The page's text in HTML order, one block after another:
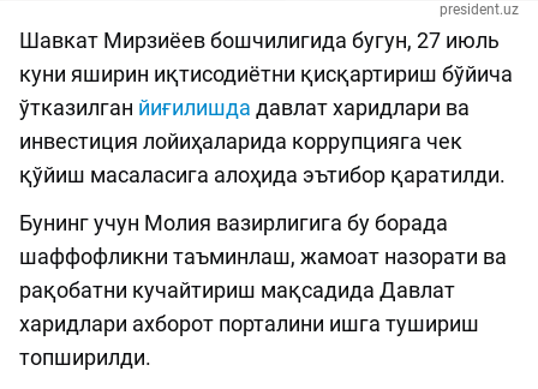
president.uz
Шавкат Мирзиёев бошчилигида бугун, 27 июль
куни яширин иқтисодиётни қисқартириш бўйича
ўтказилган йиғилишда давлат харидлари ва
инвестиция лойиҳаларида коррупцияга чек
қўйиш масаласига алоҳида эътибор қаратилди.
Бунинг учун Молия вазирлигига бу борада
шаффофликни таъминлаш, жамоат назорати ва
рақобатни кучайтириш мақсадида Давлат
харидлари ахборот порталини ишга тушириш
топширилди.